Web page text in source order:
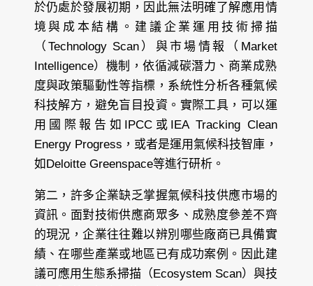
於仍處於發展初期，因此無法明確了解應用情
境與成本結構。建議企業運用技術掃描
（Technology Scan）與市場情報（Market
Intelligence）機制，依循減碳潛力、商業成熟
度與政策驅動性等指標，系統性分析各種氣候
科技解方，避免盲目投資。實際工具，可以運
用國際報告如IPCC或IEA Tracking Clean
Energy Progress，或者是運用氣候科技智庫，
如Deloitte Greenspace等進行研析。
第二，許多企業缺乏掌握氣候科技供應市場的
資訊。面對技術供應商眾多、成熟度參差不齊
的現況，企業往往難以辨別哪些廠商已具備實
績、在哪些產業或地區已有成功案例。因此建
議可應用生態系掃描（Ecosystem Scan）與技